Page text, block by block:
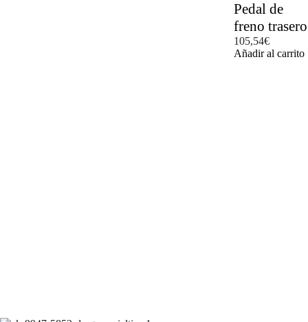
Pedal de
freno trasero
105,54€
Añadir al carrito